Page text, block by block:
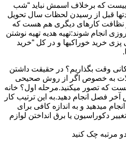
که برخلاف اسمش نباید “شب
قبل از رسیدن لحظات سال تحویل
نظافت کارهای دیگری هم هست که
انجام شوند:تهیه هدیه تهیه نوشتن
خرید خوراکیها و در کل “خرید
وقت بگذاریم؟ در حقیقت داشتن
به خصوص اگر از روش صحیحی
که تصور میکنید.مرحله اول؟ خانه
آخر فصل انجام دهید.به این ترتیب کار
میدهید و به اندازه کافی برای
دکوراسیون یا برق انداختن لوازم